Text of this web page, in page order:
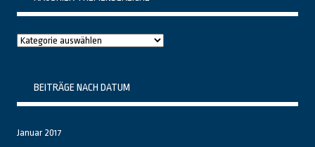
Raushier
BEITRÄGE NACH DATUM
Januar 2017